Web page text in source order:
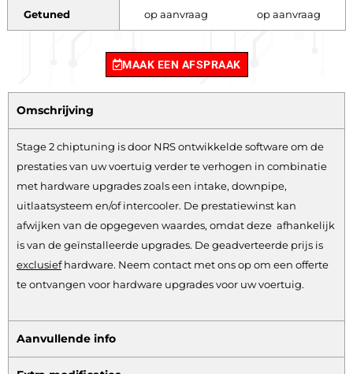
Getuned op aanvraag op aanvraag
MAAK EEN AFSPRAAK
Omschrijving
Stage 2 chiptuning is door NRS ontwikkelde software om de
prestaties van uw voertuig verder te verhogen in combinatie
met hardware upgrades zoals een intake, downpipe,
uitlaatsysteem en/of intercooler. De prestatiewinst kan
afwijken van de opgegeven waardes, omdat deze afhankelijk
is van de geïnstalleerde upgrades. De geadverteerde prijs is
exclusiefhardware. Neem contact met ons op om een offerte
te ontvangen voor hardware upgrades voor uw voertuig.
Aanvullende info